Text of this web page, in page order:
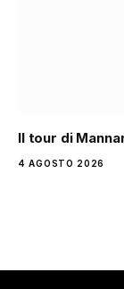
Il tour di
4 AGOSTO 2026